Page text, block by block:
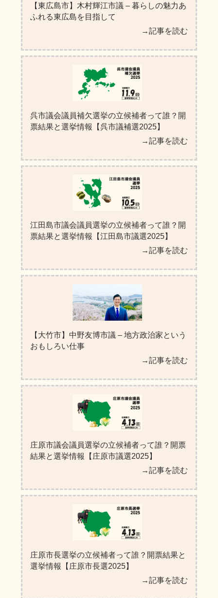
【東広島市】木村輝江市議 – 暮らしの魅力あ
ふれる東広島を目指して
→記事を読む
呉市議会議員補欠選挙の立候補者って誰？開
票結果と選挙情報【呉市議補選2025】
→記事を読む
江田島市議会議員選挙の立候補者って誰？開
票結果と選挙情報【江田島市議選2025】
→記事を読む
【大竹市】中野友博市議 – 地方政治家という
おもしろい仕事
→記事を読む
庄原市議会議員選挙の立候補者って誰？開票
結果と選挙情報【庄原市議選2025】
→記事を読む
庄原市長選挙の立候補者って誰？開票結果と
選挙情報【庄原市長選2025】
→記事を読む